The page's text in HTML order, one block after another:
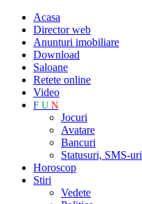
Acasa
Director web
Anunturi imobiliare
Download
Saloane
Retete online
Video
F U N
Jocuri
Avatare
Bancuri
Statusuri, SMS-uri
Horoscop
Stiri
Vedete